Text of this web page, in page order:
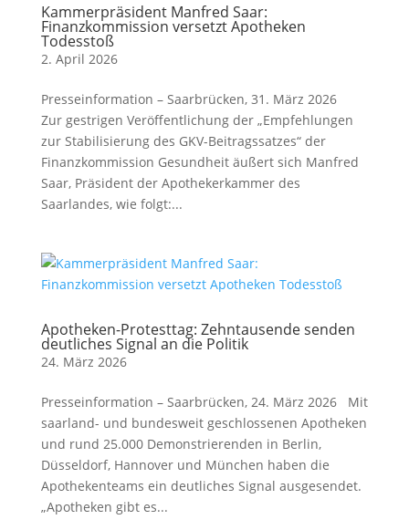
Kammerpräsident Manfred Saar:
Finanzkommission versetzt Apotheken
Todesstoß
2. April 2026
Presseinformation – Saarbrücken, 31. März 2026
Zur gestrigen Veröffentlichung der „Empfehlungen
zur Stabilisierung des GKV-Beitragssatzes“ der
Finanzkommission Gesundheit äußert sich Manfred
Saar, Präsident der Apothekerkammer des
Saarlandes, wie folgt:...
Apotheken-Protesttag: Zehntausende senden
deutliches Signal an die Politik
24. März 2026
Presseinformation – Saarbrücken, 24. März 2026 Mit
saarland- und bundesweit geschlossenen Apotheken
und rund 25.000 Demonstrierenden in Berlin,
Düsseldorf, Hannover und München haben die
Apothekenteams ein deutliches Signal ausgesendet.
„Apotheken gibt es...